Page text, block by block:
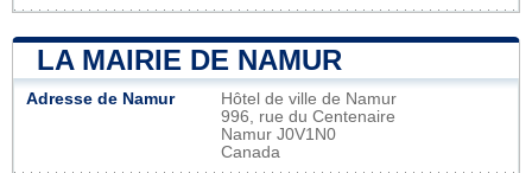
LA MAIRIE DE NAMUR
Adresse de Namur
Hôtel de ville de Namur
996, rue du Centenaire
Namur J0V1N0
Canada